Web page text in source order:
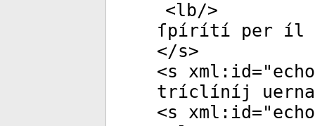
<lb/>
ſpírítí per íl
</s>
<s xml:id="
tríclíníj
<s xml:id="